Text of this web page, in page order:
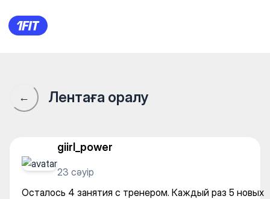
Осталось 4 занятия с
← Лентаға оралу
giirl_power
23 сәуір
Осталось 4 занятия с тренером. Каждый раз 5 новых